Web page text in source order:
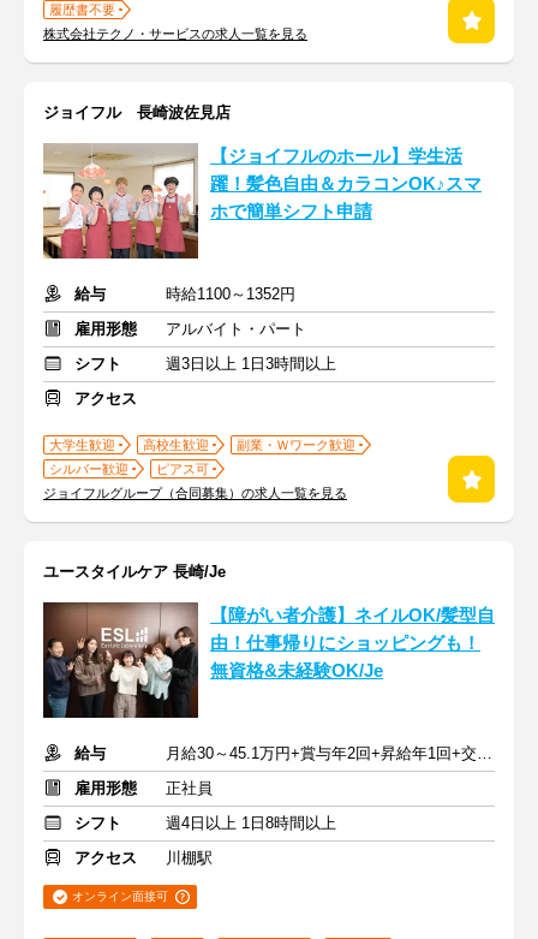
履歴書不要
株式会社テクノ・サービスの求人一覧を見る
ジョイフル 長崎波佐見店
【ジョイフルのホール】学生活
躍！髪色自由＆カラコンOK♪スマ
ホで簡単シフト申請
給与
時給1100～1352円
雇用形態
アルバイト・パート
シフト
週3日以上 1日3時間以上
アクセス
大学生歓迎 高校生歓迎
副業・Ｗワーク歓迎
シルバー歓迎
ピアス可
ジョイフルグループ（合同募集）の求人一覧を見る
ユースタイルケア 長崎/Je
【障がい者介護】ネイルOK/髪型自
由！仕事帰りにショッピングも！
無資格&未経験OK/Je
給与
月給30～45.1万円+賞与年2回+昇給年1回+交通費全額
雇用形態
正社員
シフト
週4日以上 1日8時間以上
アクセス
川棚駅
オンライン面接可